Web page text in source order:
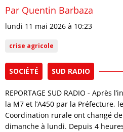
Par Quentin Barbaza
lundi 11 mai 2026 à 10:23
crise agricole
SOCIÉTÉ SUD RADIO
REPORTAGE SUD RADIO - Après
la M7 et l’A450 par la Préfecture,
Coordination rurale ont changé
dimanche à lundi. Depuis 4